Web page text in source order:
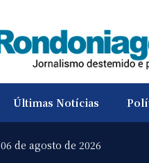
Últimas Notícias
06 de agosto de 2026